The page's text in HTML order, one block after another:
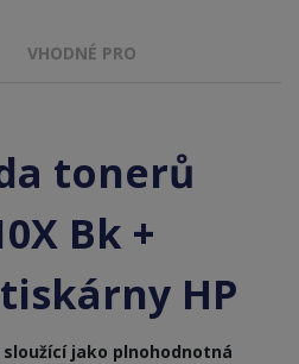
VHODNÉ PRO
tonerů
Bk +
HP
jako plnohodnotná